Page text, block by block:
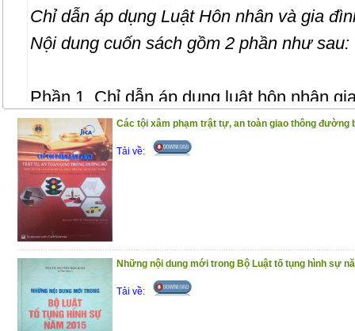
Chỉ dẫn áp dụng Luật Hôn nhân và gia
Nội dung cuốn sách gồm 2 phần như sau:
Phần 1. Chỉ dẫn áp dụng luật hôn nhân
Phần 2. Các văn bản hướng dẫn luật hôn
Trân trọng giới thiệu đến bạn đọc !
(7/1/2021)
Các tội xâm phạm trật tự, an toàn giao thông đường
Tải về:
Những nội dung mới trong Bộ Luật tố tụng hình sự
Tải về: